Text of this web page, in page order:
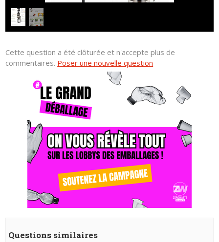
Cette question a été clôturée et n'accepte plus de
commentaires. Poser une nouvelle question
Questions similaires